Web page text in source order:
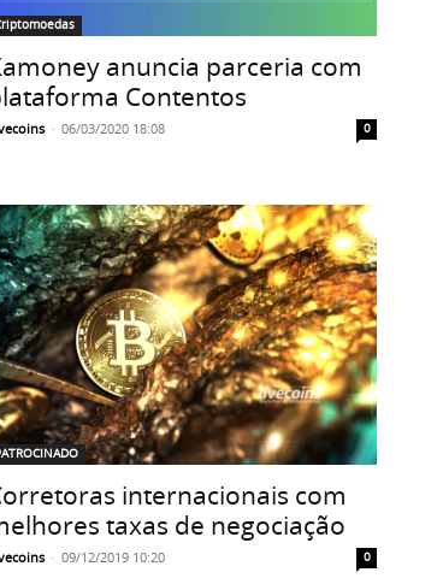
anuncia parceria com
Contentos
- 06/03/2020 18:08 0
internacionais com
taxas de negociação
- 09/12/2019 10:20 0